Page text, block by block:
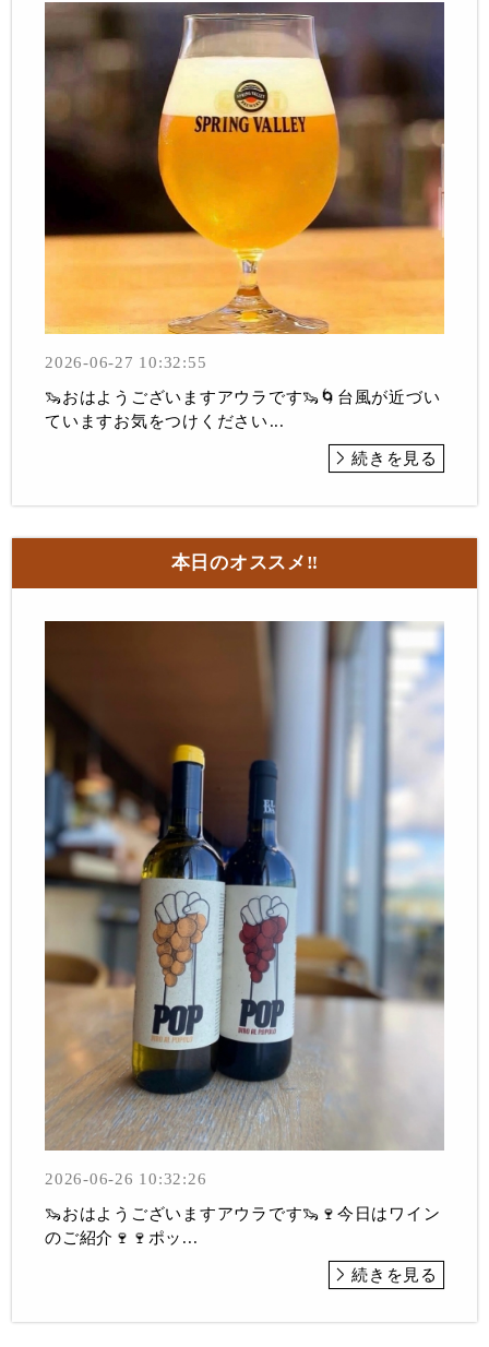
2026-06-27 10:32:55
🦦おはようございますアウラです🦦🌀台風が近づい
ていますお気をつけください...
続きを見る
本日のオススメ‼︎
2026-06-26 10:32:26
🦦おはようございますアウラです🦦🍷今日はワイン
のご紹介🍷🍷ポッ...
続きを見る